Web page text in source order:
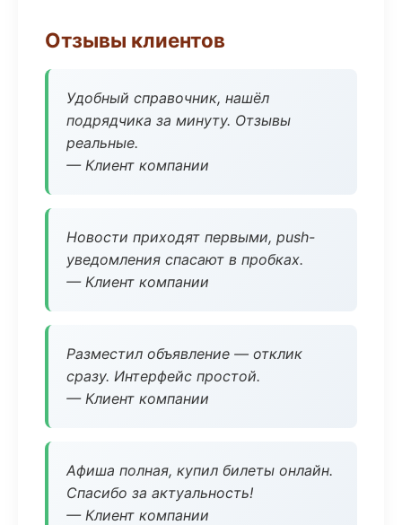
Отзывы клиентов
Удобный справочник, нашёл
подрядчика за минуту. Отзывы
реальные.
— Клиент компании
Новости приходят первыми, push-
уведомления спасают в пробках.
— Клиент компании
Разместил объявление — отклик
сразу. Интерфейс простой.
— Клиент компании
Афиша полная, купил билеты онлайн.
Спасибо за актуальность!
— Клиент компании